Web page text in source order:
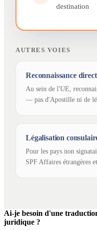
destination
AUTRES VOIES
Reconnaissance
Au sein de l'UE,
— pas d'Apostille ni de
Légalisation
Pour les pays non
SPF Affaires étrangères
Ai-je besoin d'une
juridique ?